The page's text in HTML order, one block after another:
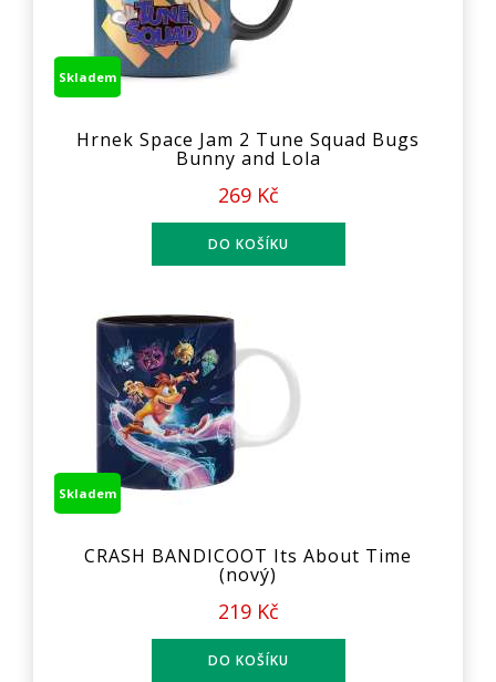
Skladem
Hrnek Space Jam 2 Tune Squad Bugs
Bunny and Lola
269 Kč
Skladem
CRASH BANDICOOT Its About Time
(nový)
219 Kč